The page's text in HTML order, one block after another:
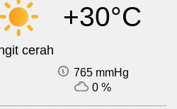
+30°C
cerah
765 mmHg
0 %